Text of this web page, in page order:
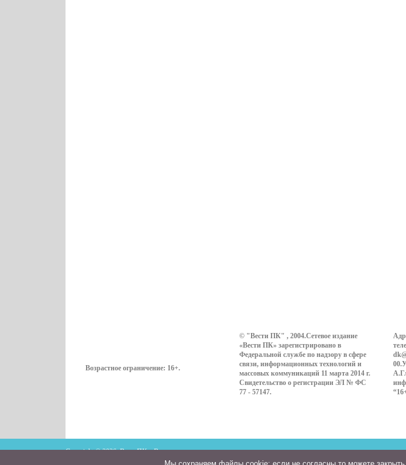
Возрастное ограничение: 16+.
© "Вести ПК" , 2004.Сетевое издание
«Вести ПК» зарегистрировано в
Федеральной службе по надзору в сфере
связи, информационных технологий и
массовых коммуникаций 11 марта 2014 г.
Свидетельство о регистрации ЭЛ № ФС
77 - 57147.
Copyright © 2026. ВестиПК в Воронеже